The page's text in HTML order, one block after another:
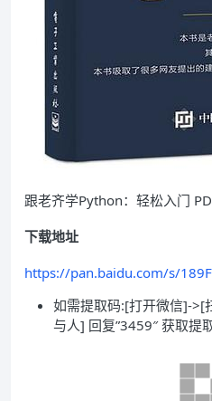
跟老齐学Python：轻松入门
下载地址
https://pan.baidu.com/s/
如需提取码:[打开微信]->[
与人] 回复”3459″ 获取提